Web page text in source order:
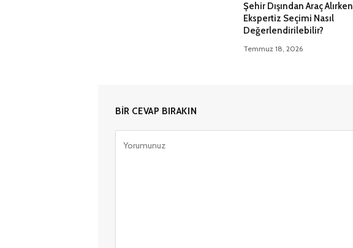
Şehir Dışından Araç Alırken
Ekspertiz Seçimi Nasıl
Değerlendirilebilir?
Temmuz 18, 2026
BIR CEVAP BIRAKIN